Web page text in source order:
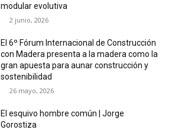
modular evolutiva
2 junio, 2026
El 6º Fórum Internacional de Construcción
con Madera presenta a la madera como la
gran apuesta para aunar construcción y
sostenibilidad
26 mayo, 2026
El esquivo hombre común | Jorge
Gorostiza